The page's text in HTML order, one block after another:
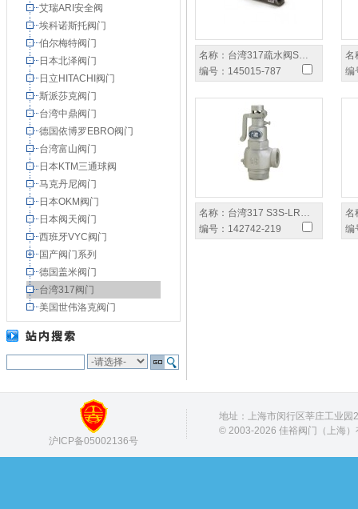
艾瑞ARI安全阀
埃科诺斯托阀门
伯尔梅特阀门
日本北泽阀门
日立HITACHI阀门
斯派莎克阀门
台湾中鼎阀门
德国依博罗EBRO阀门
台湾富山阀门
日本KTM三通球阀
马克丹尼阀门
日本OKM阀门
日本阀天阀门
西班牙VYC阀门
国产阀门系列
德国盖米阀门
台湾317阀门
美国世伟洛克阀门
名称： 台湾317疏水阀S…
编号： 145015-787
名
编
名称： 台湾317 S3S-LR…
编号： 142742-219
名
编
沪ICP备05002136号
地址：上海市闵行区莘庄工业
© 2003-2026 佳裕阀门（上海